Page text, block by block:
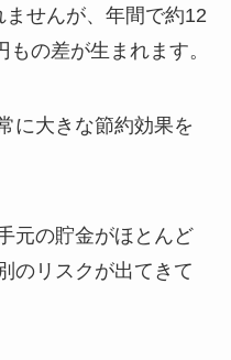
せんが、年間で約12
の差が生まれます。
に大きな節約効果を
元の貯金がほとんど
のリスクが出てきて